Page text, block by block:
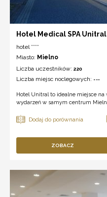
Hotel Medical SPA Unitral
hotel ****
Miasto: Mielno
Liczba uczestników: 220
Liczba miejsc noclegowych: ---
Hotel Unitral to idealne miejsce
wydarzeń w samym centrum
ZOBACZ